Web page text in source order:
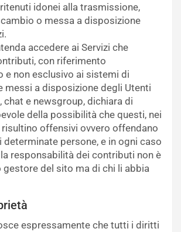
idonei alla trasmissione,
o messa a disposizione
accedere ai Servizi che
con riferimento
e non esclusivo ai sistemi di
messi a disposizione degli Utenti
chat e newsgroup, dichiara di
della possibilità che questi, nei
offensivi ovvero offendano
determinate persone, e in ogni caso
responsabilità dei contributi non è
del sito ma di chi li abbia
espressamente che tutti i diritti